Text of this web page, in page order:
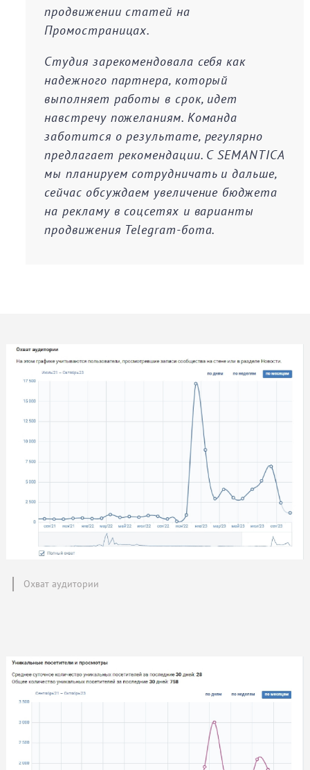
продвижении статей на
Промостраницах.
Студия зарекомендовала себя как
надежного партнера, который
выполняет работы в срок, идет
навстречу пожеланиям. Команда
заботится о результате, регулярно
предлагает рекомендации. С SEMANTICA
мы планируем сотрудничать и дальше,
сейчас обсуждаем увеличение бюджета
на рекламу в соцсетях и варианты
продвижения Telegram-бота.
Охват аудитории